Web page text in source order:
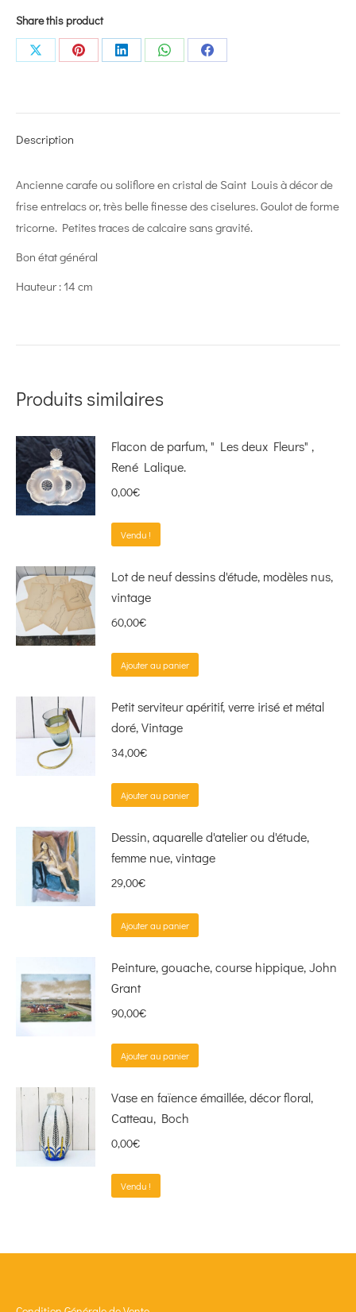
Share this product
Share
Share
Share
Share
Share
Description
Ancienne carafe ou soliflore en cristal de Saint Louis à décor de
frise entrelacs or, très belle finesse des ciselures. Goulot de forme
tricorne. Petites traces de calcaire sans gravité.
Bon état général
Hauteur : 14 cm
Produits similaires
Flacon de parfum, " Les deux Fleurs" ,
René Lalique.
0,00€
Vendu !
Lot de neuf dessins d'étude, modèles nus,
vintage
60,00€
Ajouter au panier
Petit serviteur apéritif, verre irisé et métal
doré, Vintage
34,00€
Ajouter au panier
Dessin, aquarelle d'atelier ou d'étude,
femme nue, vintage
29,00€
Ajouter au panier
Peinture, gouache, course hippique, John
Grant
90,00€
Ajouter au panier
Vase en faïence émaillée, décor floral,
Catteau, Boch
0,00€
Vendu !